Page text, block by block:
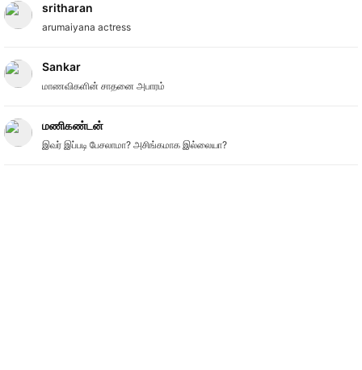
sritharan
arumaiyana actress
Sankar
மாணவிகளின் சாதனை அபாரம்
மணிகண்டன்
இவர் இப்படி பேசலாமா? அசிங்கமாக இல்லையா?